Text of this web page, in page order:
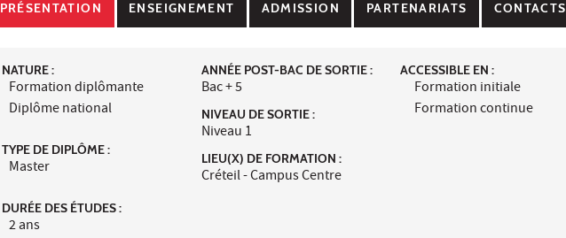
PRÉSENTATION ENSEIGNEMENT ADMISSION PARTENARIATS CONTACTS
NATURE :
Formation diplômante
Diplôme national
TYPE DE DIPLÔME :
Master
DURÉE DES ÉTUDES :
2 ans
ANNÉE POST-BAC DE SORTIE :
Bac + 5
NIVEAU DE SORTIE :
Niveau 1
LIEU(X) DE FORMATION :
Créteil - Campus Centre
ACCESSIBLE EN :
Formation initiale
Formation continue